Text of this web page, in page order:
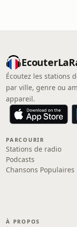
Écoutez les stations
par ville, genre ou
appareil.
PARCOURIR
Stations de radio
Podcasts
Chansons Populaires
À PROPOS